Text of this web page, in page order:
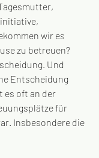
wir es
zu betreuen?
Und
Entscheidung
es oft an der
für
Insbesondere die